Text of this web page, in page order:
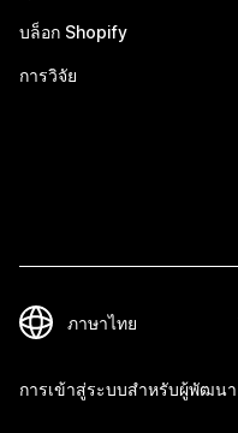
บล็อก Shopify
การวิจัย
การเข้าสู่ระบบสำหรับผู้พัฒนา